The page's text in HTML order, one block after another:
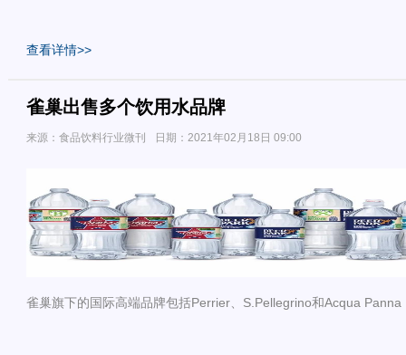
查看详情>>
雀巢出售多个饮用水品牌
来源：食品饮料行业微刊 日期：2021年02月18日 09:00
雀巢旗下的国际高端品牌包括Perrier、S.Pellegrino和Acqua